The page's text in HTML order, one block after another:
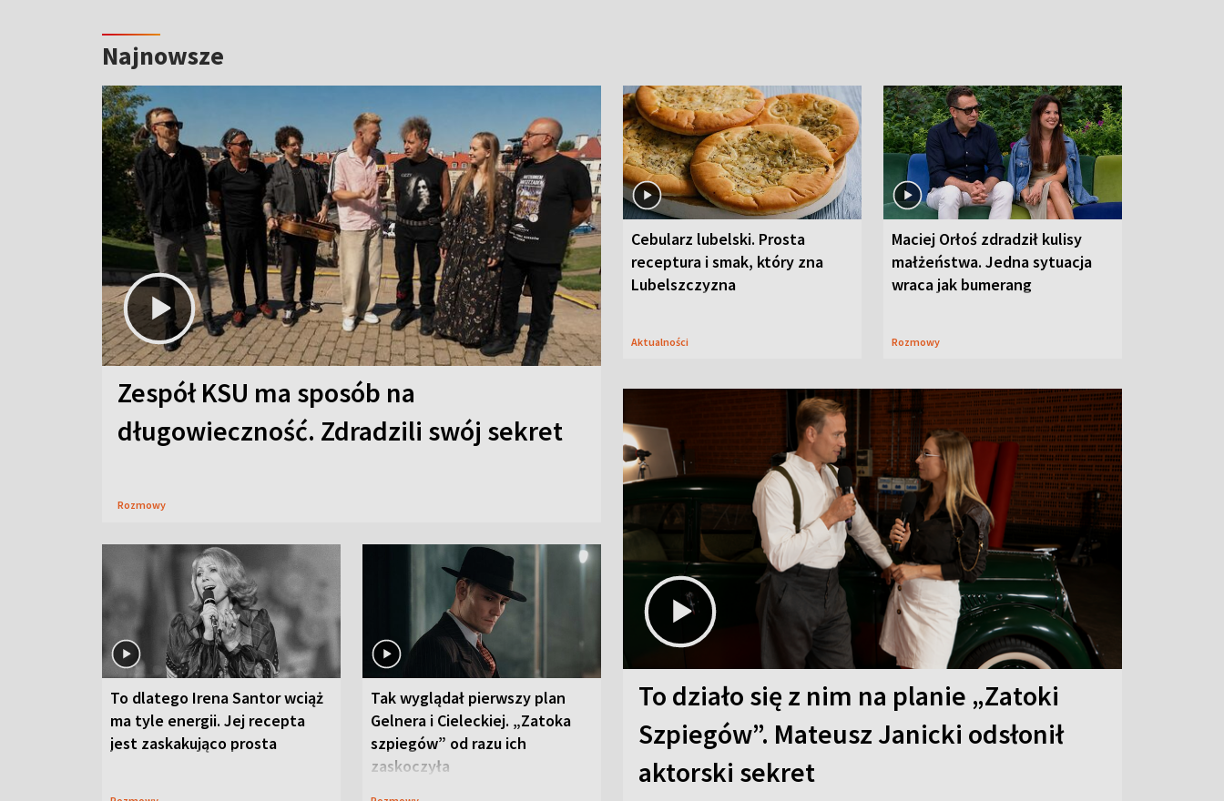
Najnowsze
Zespół KSU ma sposób na
długowieczność. Zdradzili swój sekret
Rozmowy
Cebularz lubelski. Prosta
receptura i smak, który zna
Lubelszczyzna
Aktualności
Maciej Orłoś zdradził kulisy
małżeństwa. Jedna sytuacja
wraca jak bumerang
Rozmowy
To dlatego Irena Santor wciąż
ma tyle energii. Jej recepta
jest zaskakująco prosta
Tak wyglądał pierwszy plan
Gelnera i Cieleckiej. „Zatoka
szpiegów” od razu ich
zaskoczyła
To działo się z nim na planie „Zatoki
Szpiegów”. Mateusz Janicki odsłonił
aktorski sekret